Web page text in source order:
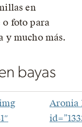
en
o foto para
y mucho más.
bayas
Aronia